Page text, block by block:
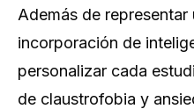
Además de
incorporación de
personalizar cada
de claustrofobia y